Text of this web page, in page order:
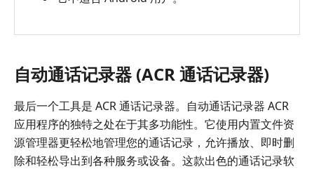
自动通话记录器 (ACR 通话记录器)
最后一个工具是 ACR 通话记录器。自动通话记录器 ACR
应用程序的独特之处在于其多功能性。它使用内置文件资
源管理器更轻松地管理您的通话记录，允许播放、即时删
除和轻松导出到各种服务或设备。这款出色的通话记录软